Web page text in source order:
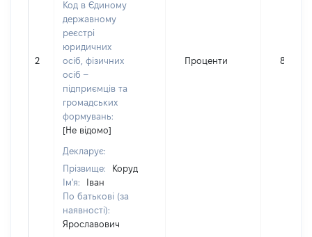
2
Код в Єдиному
державному
реєстрі
юридичних
осіб, фізичних
осіб –
підприємців та
громадських
формувань:
[Не відомо]
Декларує:
Прізвище:
Коруд
Ім'я:
Іван
По батькові (за
наявності):
Ярославович
Проценти 86